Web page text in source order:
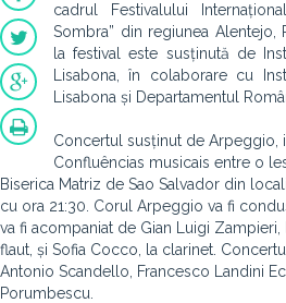
cadrul Festivalului
Sombra” din regiunea Alentejo,
la festival este susținută de
Lisabona, în colaborare cu
Lisabona și Departamentul
Concertul susținut de Arpeggio,
Confluências musicais entre o
Biserica Matriz de Sao Salvador din
cu ora 21:30. Corul Arpeggio va fi
va fi acompaniat de Gian Luigi Zampieri,
flaut, și Sofia Cocco, la clarinet.
Antonio Scandello, Francesco Landini
Porumbescu.